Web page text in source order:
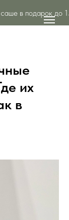
в подарок до 15
их
в